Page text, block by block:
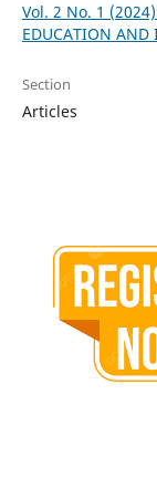
Vol. 2 No. 1
EDUCATION AND
Section
Articles